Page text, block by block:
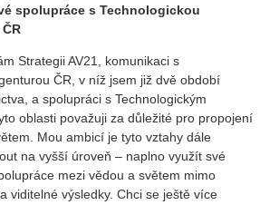
spolupráce s Technologickou
Strategii AV21, komunikaci s
ČR, v níž jsem již dvě období
a spolupráci s Technologickým
oblasti považuji za důležité pro propojení
Mou ambicí je tyto vztahy dále
na vyšší úroveň – naplno využít své
mezi vědou a světem mimo
viditelné výsledky. Chci se ještě více